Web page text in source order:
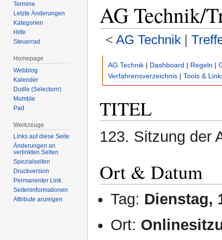
AG Technik/
< AG Technik‎ |
AG Technik | Dashboard | Regeln |
Verfahrensverzeichnis | Tools &
TITEL
123. Sitzung der
Ort & Datum
Tag: Dienstag,
Ort:
Termine
Letzte Änderungen
Kategorien
Hilfe
Steuerrad
Homepage
Webblog
Kalender
Dudle (Selectorrr)
Mumble
Pad
Werkzeuge
Links auf diese Seite
Änderungen an
verlinkten Seiten
Spezialseiten
Druckversion
Permanenter Link
Seiten­­informationen
Attribute anzeigen